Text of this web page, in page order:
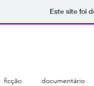
Este site foi
ficção documentário